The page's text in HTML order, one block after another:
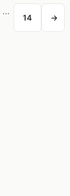
...
14 →